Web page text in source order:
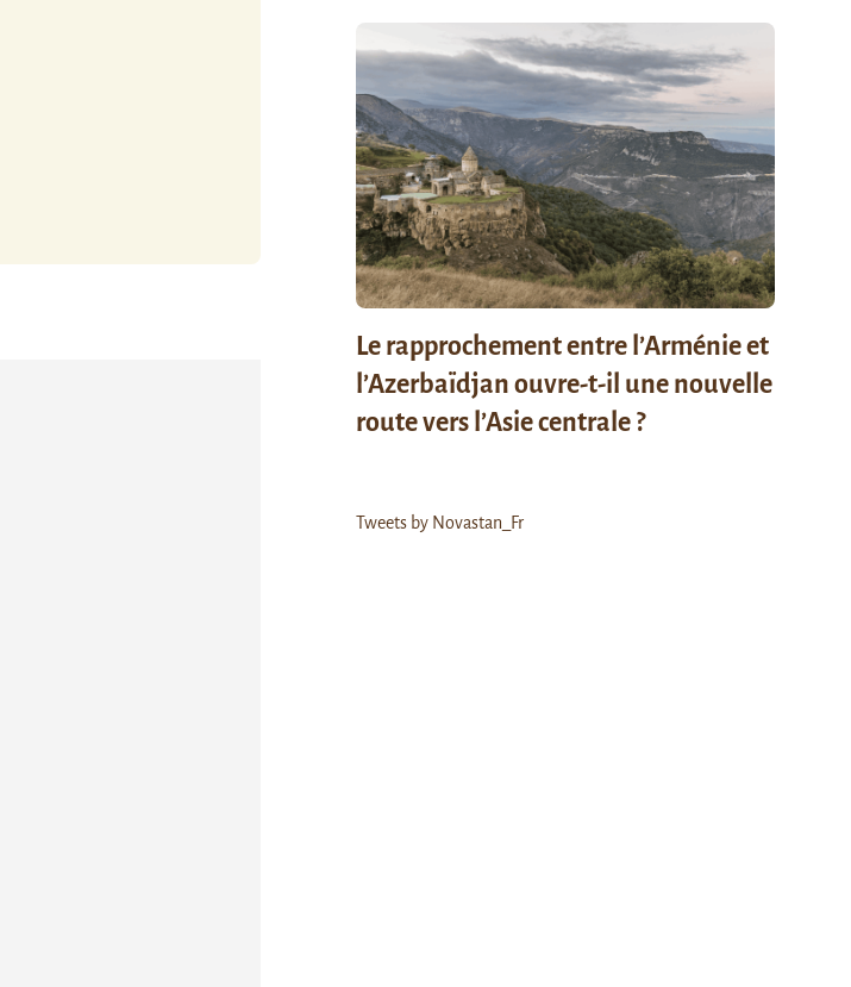
Le rapprochement entre l’Arménie et
l’Azerbaïdjan ouvre-t-il une nouvelle
route vers l’Asie centrale ?
Tweets by Novastan_Fr